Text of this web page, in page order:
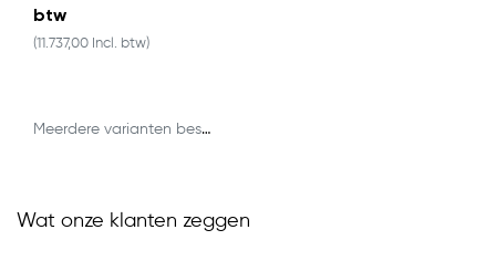
btw
(11.737,00 Incl. btw)
Meerdere varianten beschikbaar
Wat onze klanten zeggen